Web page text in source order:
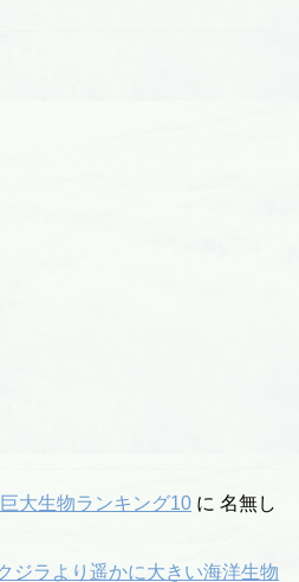
大生物ランキング10 に 名無し
ジラより遥かに大きい海洋生物